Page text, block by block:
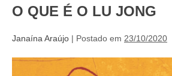
O QUE É O LU JONG
Janaína Araújo | Postado em 23/10/2020